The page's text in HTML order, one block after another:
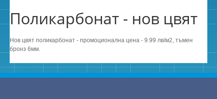
Поликарбонат - нов цвят
Нов цвят поликарбонат - промоционална цена - 9.99 лв/м2, тъмен
бронз 6мм.